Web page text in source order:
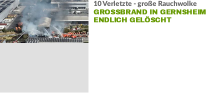
10 Verletzte - große Rauchwolke
GROSSBRAND IN GERNSHEIM E
NDLICH GELÖSCHT